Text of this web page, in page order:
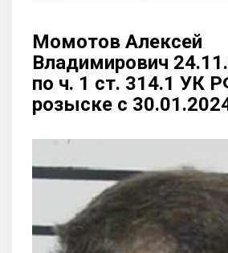
Момотов Алексей
Владимирович
по ч. 1 ст. 314.1 УК
розыске с